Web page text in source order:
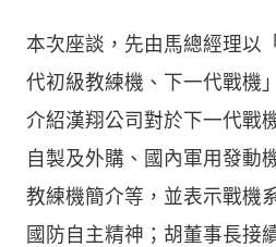
本次座談，先由馬總經理以
代初級教練機、下一代戰機
介紹漢翔公司對於下一代戰
自製及外購、國內軍用發動
教練機簡介等，並表示戰機
國防自主精神；胡董事長接